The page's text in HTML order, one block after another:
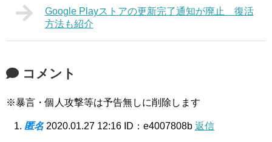
Google Playストアの更新完了通知が廃止 復活
方法も紹介
コメント
※暴言・個人攻撃等は予告無しに削除します
匿名 2020.01.27 12:16 ID：e4007808b 返信